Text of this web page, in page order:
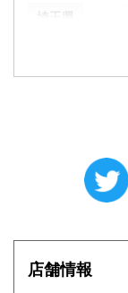
埼玉県
店舗情報